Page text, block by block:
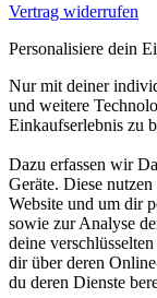
Vertrag widerrufen
Personalisiere dein
Nur mit deiner
und weitere
Einkaufserlebnis zu
Dazu erfassen wir
Geräte. Diese
Website und um dir
sowie zur Analyse
deine
dir über deren
du deren Dienste